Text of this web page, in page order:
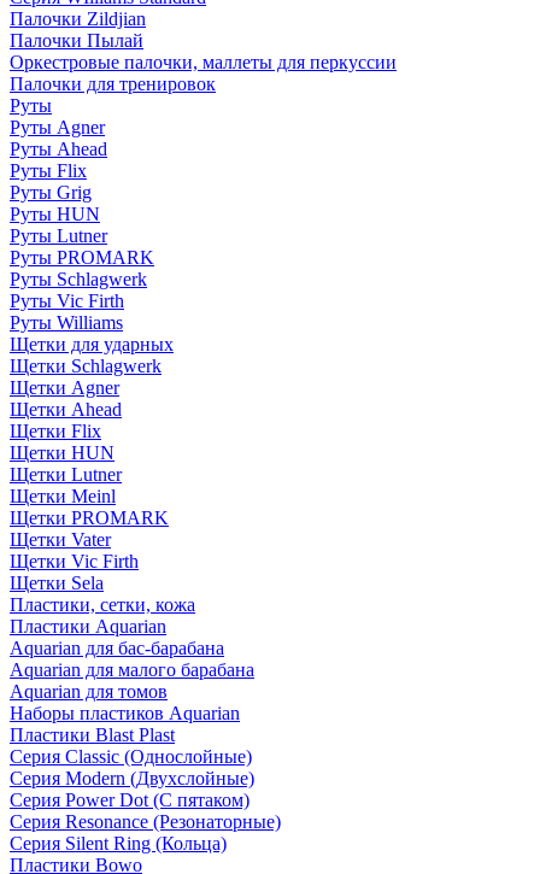
Палочки Zildjian
Палочки Пылай
Оркестровые палочки, маллеты для перкуссии
Палочки для тренировок
Руты
Руты Agner
Руты Ahead
Руты Flix
Руты Grig
Руты HUN
Руты Lutner
Руты PROMARK
Руты Schlagwerk
Руты Vic Firth
Руты Williams
Щетки для ударных
Щетки Schlagwerk
Щетки Agner
Щетки Ahead
Щетки Flix
Щетки HUN
Щетки Lutner
Щетки Meinl
Щетки PROMARK
Щетки Vater
Щетки Vic Firth
Щетки Sela
Пластики, сетки, кожа
Пластики Aquarian
Aquarian для бас-барабана
Aquarian для малого барабана
Aquarian для томов
Наборы пластиков Aquarian
Пластики Blast Plast
Серия Classic (Однослойные)
Серия Modern (Двухслойные)
Серия Power Dot (С пятаком)
Серия Resonance (Резонаторные)
Серия Silent Ring (Кольца)
Пластики Bowo